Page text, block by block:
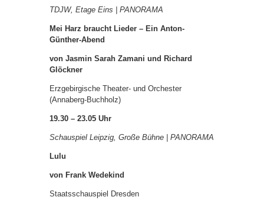
TDJW, Etage Eins | PANORAMA
Mei Harz braucht Lieder – Ein Anton-
Günther-Abend
von Jasmin Sarah Zamani und Richard
Glöckner
Erzgebirgische Theater- und Orchester
(Annaberg-Buchholz)
19.30 – 23.05 Uhr
Schauspiel Leipzig, Große Bühne | PANORAMA
Lulu
von Frank Wedekind
Staatsschauspiel Dresden